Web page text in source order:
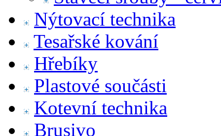
Nýtovací technika
Tesařské kování
Hřebíky
Plastové součásti
Kotevní technika
Brusivo